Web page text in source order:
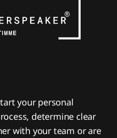
your personal
determine clear
with your team or are